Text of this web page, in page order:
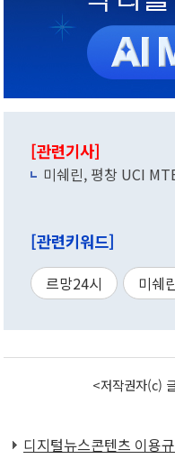
[관련기사]
미쉐린, 평창 UCI
[관련키워드]
르망24시 미쉐
<저작권자(c)
디지털뉴스콘텐츠 이용